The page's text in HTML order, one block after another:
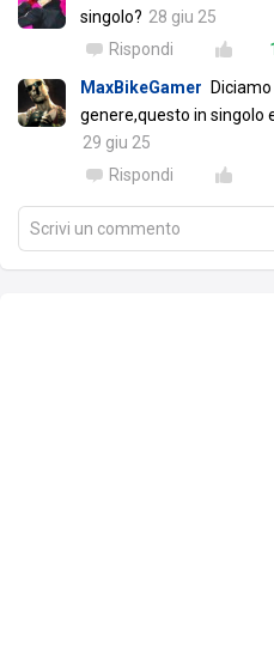
singolo? 28 giu 25
Rispondi
MaxBikeGamer
genere,questo in singolo
29 giu 25
Rispondi
Scrivi un commento